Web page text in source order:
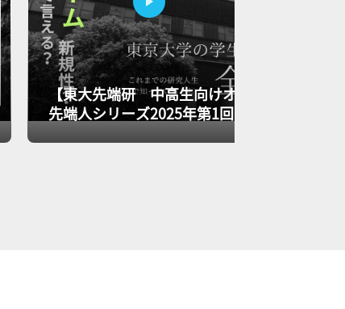
【東大先端研 中高生向けオンラインイベン
先端人シリーズ2025年第1回